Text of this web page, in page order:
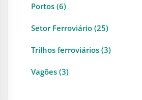
Portos (6)
Setor Ferroviário (25)
Trilhos ferroviários (3)
Vagões (3)